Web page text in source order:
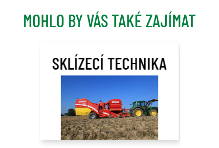
MOHLO BY VÁS TAKÉ ZAJÍMAT
SKLÍZECÍ TECHNIKA